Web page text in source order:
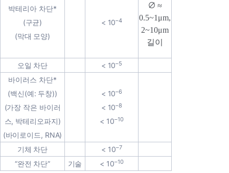
박테리아 차단*
(구균)
(막대 모양)
< 10–4
∅ ≈
0.5~1μm,
2~10μm
길이
오일 차단 < 10–5
바이러스 차단*
(백신(예: 두창))
(가장 작은 바이러
스, 박테리오파지)
(바이로이드, RNA)
< 10–6
< 10–8
< 10–10
기체 차단 < 10–7
“완전 차단” 기술 < 10–10